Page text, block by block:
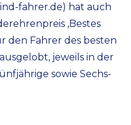
fahrer.de) hat auch
‚Bestes
den Fahrer des besten
jeweils in der
sowie Sechs-